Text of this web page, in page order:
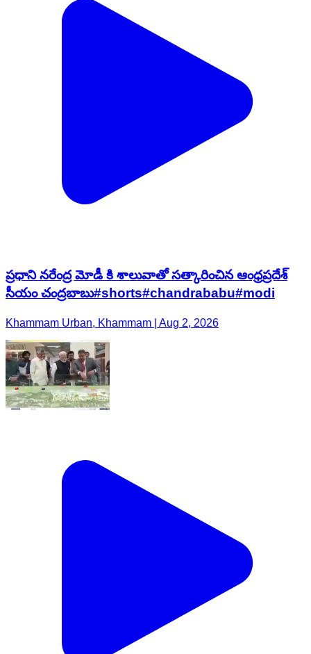
ప్రధాని నరేంద్ర మోడీ కి శాలువాతో సత్కారించిన ఆంధ్రప్రదేశ్
సీయం చంద్రబాబు#shorts#chandrababu#modi
Khammam Urban, Khammam | Aug 2, 2026